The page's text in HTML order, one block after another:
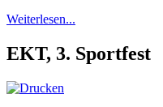
Weiterlesen...
EKT, 3. Sportfest